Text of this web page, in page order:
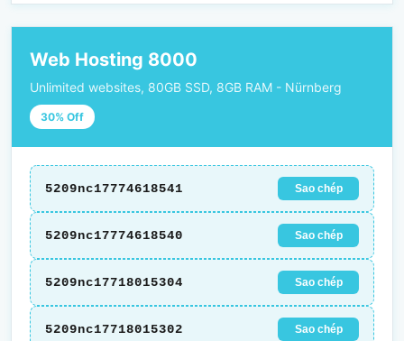
Web Hosting 8000
Unlimited websites, 80GB SSD, 8GB RAM - Nürnberg
30% Off
5209nc17774618541 Sao chép
5209nc17774618540 Sao chép
5209nc17718015304 Sao chép
5209nc17718015302 Sao chép